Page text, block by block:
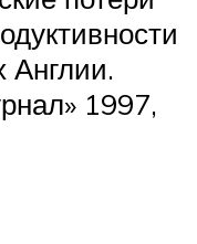
Англии.
1997,